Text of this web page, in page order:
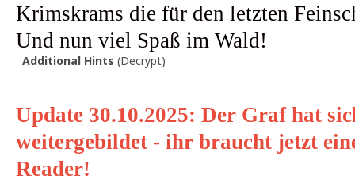
Krimskrams die für den letzten
Und nun viel Spaß im Wald!
Update 30.10.2025: Der Graf hat
weitergebildet - ihr braucht jetzt
Reader!
Additional Hints (Decrypt)